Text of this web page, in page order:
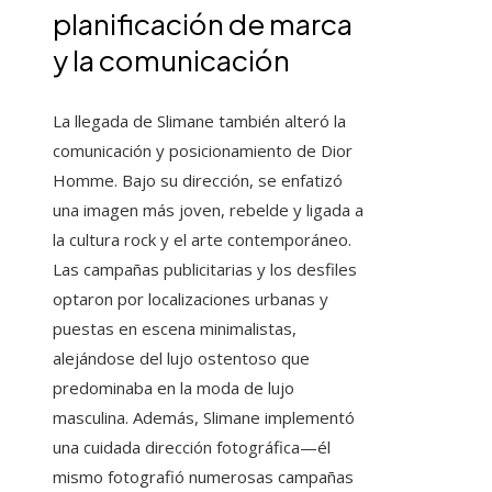
planificación de marca
y la comunicación
La llegada de Slimane también alteró la
comunicación y posicionamiento de Dior
Homme. Bajo su dirección, se enfatizó
una imagen más joven, rebelde y ligada a
la cultura rock y el arte contemporáneo.
Las campañas publicitarias y los desfiles
optaron por localizaciones urbanas y
puestas en escena minimalistas,
alejándose del lujo ostentoso que
predominaba en la moda de lujo
masculina. Además, Slimane implementó
una cuidada dirección fotográfica—él
mismo fotografió numerosas campañas